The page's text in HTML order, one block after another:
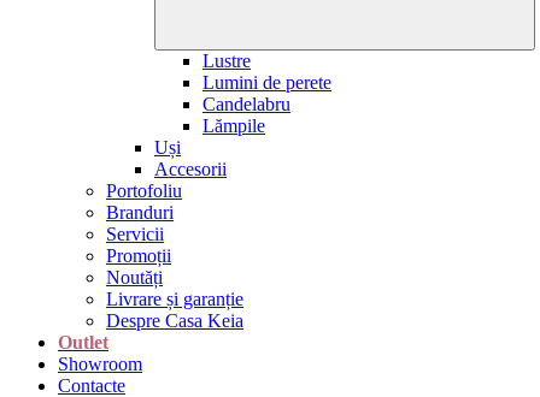
Lustre
Lumini de perete
Candelabru
Lămpile
Uși
Accesorii
Portofoliu
Branduri
Servicii
Promoții
Noutăți
Livrare și garanție
Despre Casa Keia
Outlet
Showroom
Contacte